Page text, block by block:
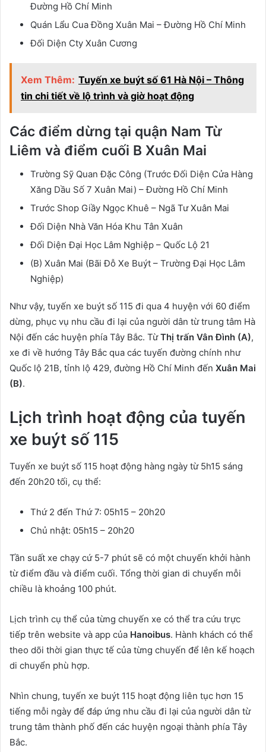
Đường Hồ Chí Minh
Quán Lẩu Cua Đồng Xuân Mai – Đường Hồ Chí Minh
Đối Diện Cty Xuân Cương
Xem Thêm: Tuyến xe buýt số 61 Hà Nội – Thông
tin chi tiết về lộ trình và giờ hoạt động
Các điểm dừng tại quận Nam Từ
Liêm và điểm cuối B Xuân Mai
Trường Sỹ Quan Đặc Công (Trước Đối Diện Cửa Hàng
Xăng Dầu Số 7 Xuân Mai) – Đường Hồ Chí Minh
Trước Shop Giầy Ngọc Khuê – Ngã Tư Xuân Mai
Đối Diện Nhà Văn Hóa Khu Tân Xuân
Đối Diện Đại Học Lâm Nghiệp – Quốc Lộ 21
(B) Xuân Mai (Bãi Đỗ Xe Buýt – Trường Đại Học Lâm
Nghiệp)
Như vậy, tuyến xe buýt số 115 đi qua 4 huyện với 60 điểm
dừng, phục vụ nhu cầu đi lại của người dân từ trung tâm Hà
Nội đến các huyện phía Tây Bắc. TừThị trấn Vân Đình (A),
xe đi về hướng Tây Bắc qua các tuyến đường chính như
Quốc lộ 21B, tỉnh lộ 429, đường Hồ Chí Minh đến Xuân Mai
(B).
Lịch trình hoạt động của tuyến
xe buýt số 115
Tuyến xe buýt số 115 hoạt động hàng ngày từ 5h15 sáng
đến 20h20 tối, cụ thể:
Thứ 2 đến Thứ 7: 05h15 – 20h20
Chủ nhật: 05h15 – 20h20
Tần suất xe chạy cứ 5-7 phút sẽ có một chuyến khởi hành
từ điểm đầu và điểm cuối. Tổng thời gian di chuyển mỗi
chiều là khoảng 100 phút.
Lịch trình cụ thể của từng chuyến xe có thể tra cứu trực
tiếp trên website và app của Hanoibus. Hành khách có thể
theo dõi thời gian thực tế của từng chuyến để lên kế hoạch
di chuyển phù hợp.
Nhìn chung, tuyến xe buýt 115 hoạt động liên tục hơn 15
tiếng mỗi ngày để đáp ứng nhu cầu đi lại của người dân từ
trung tâm thành phố đến các huyện ngoại thành phía Tây
Bắc.